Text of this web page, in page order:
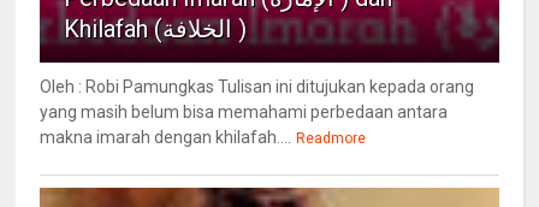
Khilafah (الخلافة )
Oleh : Robi Pamungkas Tulisan ini ditujukan kepada orang
yang masih belum bisa memahami perbedaan antara
makna imarah dengan khilafah.... Readmore